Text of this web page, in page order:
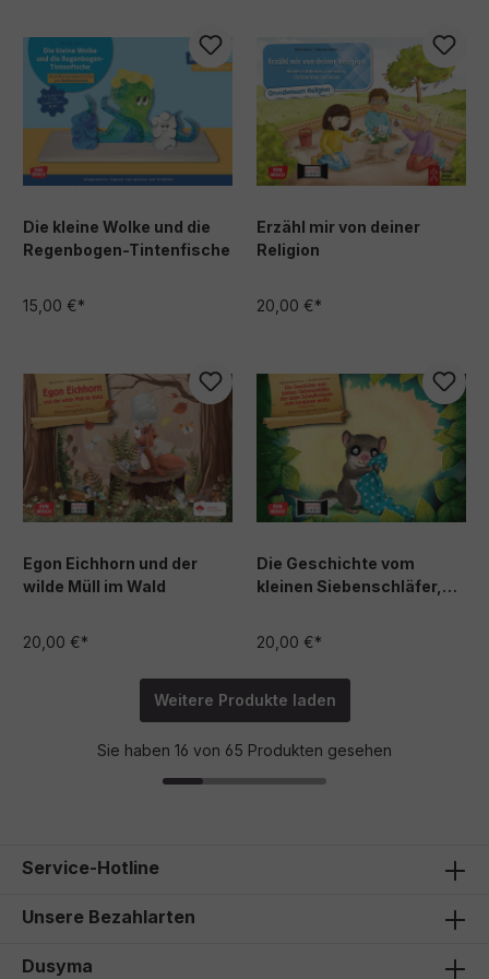
Die kleine Wolke und die
Regenbogen-Tintenfische
15,00 €*
Erzähl mir von deiner
Religion
20,00 €*
Egon Eichhorn und der
wilde Müll im Wald
20,00 €*
Die Geschichte vom
kleinen Siebenschläfer,
nicht hergeben wollte
Bildkarten
20,00 €*
Weitere Produkte laden
Sie haben 16 von 65 Produkten gesehen
Service-Hotline
Unsere Bezahlarten
Dusyma